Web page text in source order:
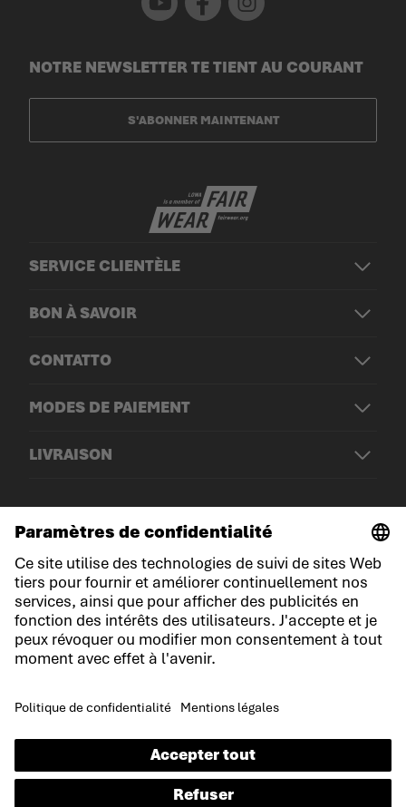
SERVICE CLIENTÈLE
BON À SAVOIR
CONTATTO
MODES DE PAIEMENT
LIVRAISON
NOTRE NEWSLETTER TE TIENT AU COURANT
S'ABONNER MAINTENANT
Mentions légales
Politique de confidentialité
Cookies
Déclaration d'accessibilité